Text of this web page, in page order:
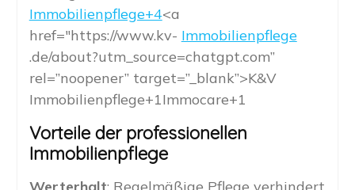
Immobilienpflege+4<a
href="https://www.kv- Immobilienpflege
.de/about?utm_source=chatgpt.com”
rel=”noopener” target=”_blank”>K&V
Immobilienpflege+1Immocare+1
Vorteile der professionellen
Immobilienpflege